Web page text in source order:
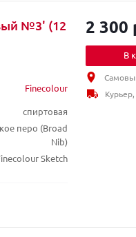
№3' (12
Finecolour
спиртовая
перо (Broad
Nib)
Sketch
2 300
В